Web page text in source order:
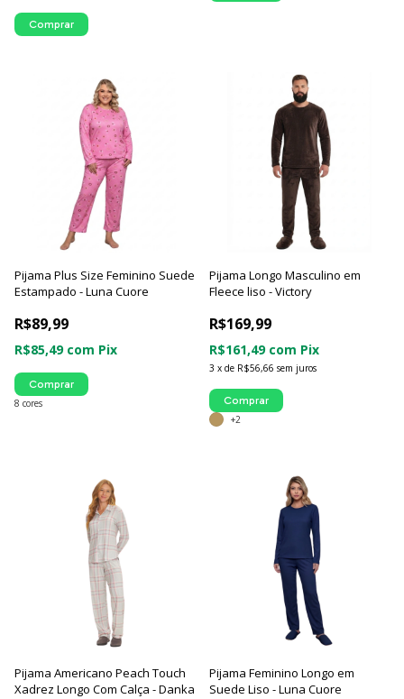
Comprar
Pijama Plus Size Feminino Suede
Estampado - Luna Cuore
R$89,99
R$85,49 com Pix
8 cores
Comprar
Pijama Longo Masculino em
Fleece liso - Victory
R$169,99
3 x de R$56,66 sem juros
R$161,49 com Pix
+2
Comprar
Pijama Americano Peach Touch
Xadrez Longo Com Calça - Danka
Pijama Feminino Longo em
Suede Liso - Luna Cuore